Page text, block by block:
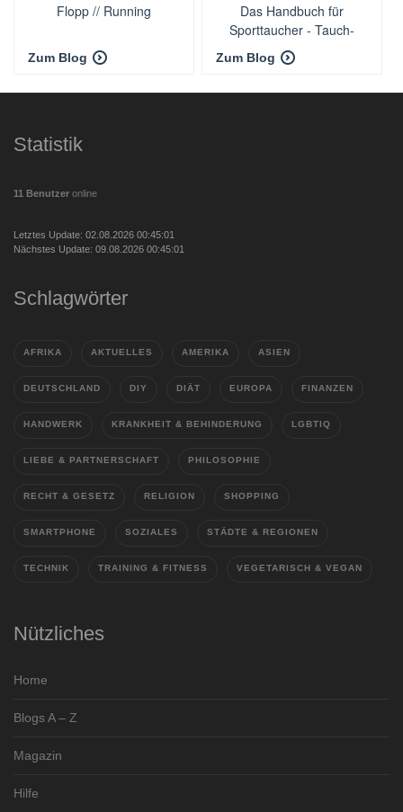
Flopp // Running
Zum Blog
Das Handbuch für
Sporttaucher - Tauch-
Equipment.de
Zum Blog
Statistik
11 Benutzer online
Letztes Update: 02.08.2026 00:45:01
Nächstes Update: 09.08.2026 00:45:01
Schlagwörter
AFRIKA AKTUELLES AMERIKA ASIEN
DEUTSCHLAND DIY DIÄT EUROPA FINANZEN
HANDWERK KRANKHEIT & BEHINDERUNG LGBTIQ
LIEBE & PARTNERSCHAFT PHILOSOPHIE
RECHT & GESETZ RELIGION SHOPPING
SMARTPHONE SOZIALES STÄDTE & REGIONEN
TECHNIK TRAINING & FITNESS VEGETARISCH & VEGAN
Nützliches
Home
Blogs A – Z
Magazin
Hilfe